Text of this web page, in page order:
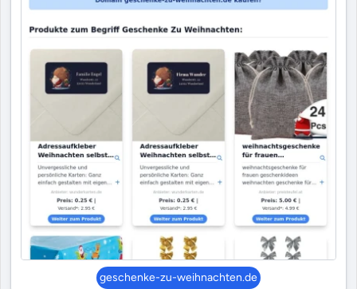
geschenke-zu-weihnachten.de